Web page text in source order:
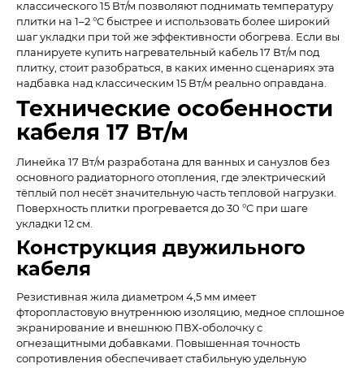
классического 15 Вт/м позволяют поднимать температуру
плитки на 1–2 °C быстрее и использовать более широкий
шаг укладки при той же эффективности обогрева. Если вы
планируете купить нагревательный кабель 17 Вт/м под
плитку, стоит разобраться, в каких именно сценариях эта
надбавка над классическим 15 Вт/м реально оправдана.
Технические особенности
кабеля 17 Вт/м
Линейка 17 Вт/м разработана для ванных и санузлов без
основного радиаторного отопления, где электрический
тёплый пол несёт значительную часть тепловой нагрузки.
Поверхность плитки прогревается до 30 °C при шаге
укладки 12 см.
Конструкция двужильного
кабеля
Резистивная жила диаметром 4,5 мм имеет
фторопластовую внутреннюю изоляцию, медное сплошное
экранирование и внешнюю ПВХ-оболочку с
огнезащитными добавками. Повышенная точность
сопротивления обеспечивает стабильную удельную